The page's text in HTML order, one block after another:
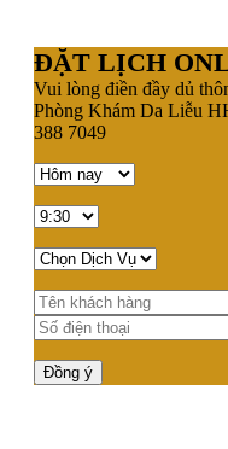
ĐẶT LỊCH
Vui lòng điền đầy dủ
Phòng Khám Da Liễu
388 7049